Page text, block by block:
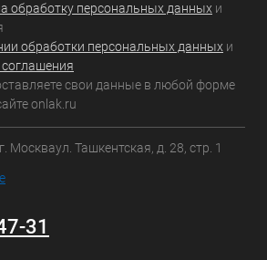
обработку персональных данных и
обработки персональных данных и
свои данные в любой форме
onlak.ru
Москваул. Ташкентская, д. 28, стр. 1
31